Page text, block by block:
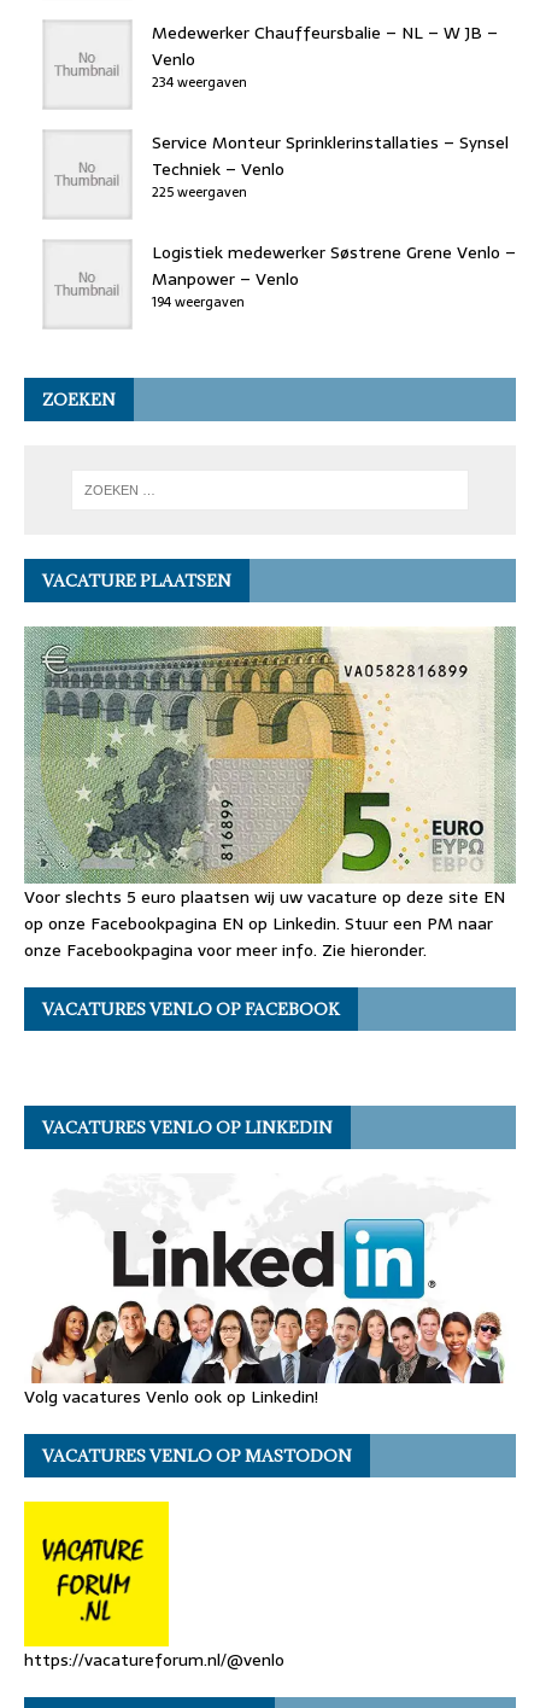
Medewerker Chauffeursbalie – NL – W JB –
Venlo
234 weergaven
Service Monteur Sprinklerinstallaties – Synsel
Techniek – Venlo
225 weergaven
Logistiek medewerker Søstrene Grene Venlo –
Manpower – Venlo
194 weergaven
ZOEKEN
VACATURE PLAATSEN
Voor slechts 5 euro plaatsen wij uw vacature op deze site EN
op onze Facebookpagina EN op Linkedin. Stuur een PM naar
onze Facebookpagina voor meer info. Zie hieronder.
VACATURES VENLO OP FACEBOOK
VACATURES VENLO OP LINKEDIN
Volg vacatures Venlo ook op Linkedin!
VACATURES VENLO OP MASTODON
https://vacatureforum.nl/@venlo